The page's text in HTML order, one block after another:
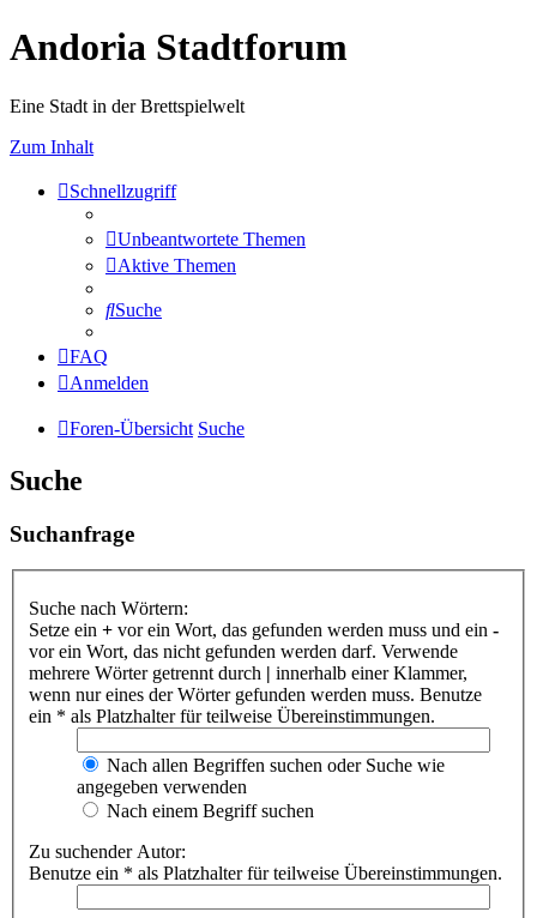
Andoria Stadtforum
Eine Stadt in der Brettspielwelt
Zum Inhalt
Schnellzugriff
Unbeantwortete Themen
Aktive Themen
Suche
FAQ
Anmelden
Foren-Übersicht Suche
Suche
Suchanfrage
Suche nach Wörtern:
Setze ein + vor ein Wort, das gefunden werden muss und ein -
vor ein Wort, das nicht gefunden werden darf. Verwende
mehrere Wörter getrennt durch | innerhalb einer Klammer,
wenn nur eines der Wörter gefunden werden muss. Benutze
ein * als Platzhalter für teilweise Übereinstimmungen.
Nach allen Begriffen suchen oder Suche wie
angegeben verwenden
Nach einem Begriff suchen
Zu suchender Autor:
Benutze ein * als Platzhalter für teilweise Übereinstimmungen.